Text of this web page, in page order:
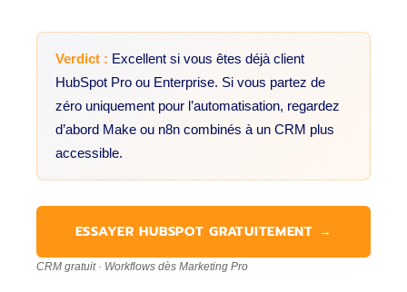
Verdict : Excellent si vous êtes déjà client
HubSpot Pro ou Enterprise. Si vous partez de
zéro uniquement pour l’automatisation, regardez
d’abord Make ou n8n combinés à un CRM plus
accessible.
ESSAYER HUBSPOT GRATUITEMENT →
CRM gratuit · Workflows dès Marketing Pro